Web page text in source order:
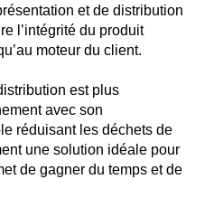
et de distribution
l’intégrité du produit
moteur du client.
est plus
avec son
réduisant les déchets de
une solution idéale pour
de gagner du temps et de